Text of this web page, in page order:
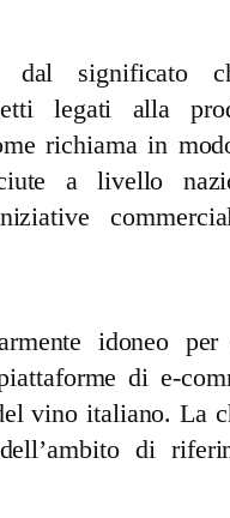
significato
legati alla
richiama in
a livello
idoneo per
di e-
vino italiano. La
di